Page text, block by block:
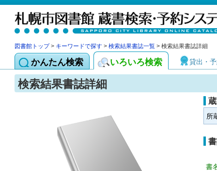
図書館トップ> キーワードで探す > 検索結果書誌一覧 > 検索結果書誌詳細
かんたん検索 いろいろ検索 貸出・
検索結果書誌詳細
所
書